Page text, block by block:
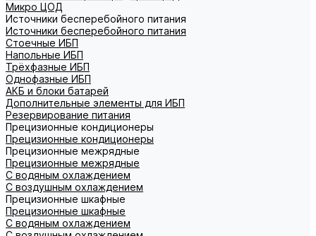
Микро ЦОД
Источники бесперебойного питания
Источники бесперебойного питания
Стоечные ИБП
Напольные ИБП
Трёхфазные ИБП
Однофазные ИБП
АКБ и блоки батарей
Дополнительные элементы для ИБП
Резервирование питания
Прецизионные кондиционеры
Прецизионные кондиционеры
Прецизионные межрядные
Прецизионные межрядные
С водяным охлаждением
С воздушным охлаждением
Прецизионные шкафные
Прецизионные шкафные
С водяным охлаждением